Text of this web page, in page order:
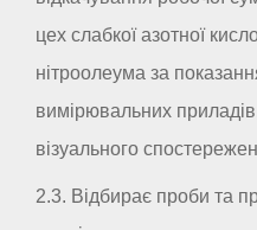
цех слабкої азотної
нітроолеума за
вимірювальних
візуального
2.3. Відбирає проби та